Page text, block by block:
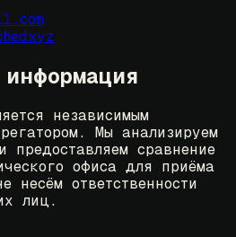
независимым
Мы анализируем
предоставляем сравнение
офиса для приёма
несём ответственности
лиц.